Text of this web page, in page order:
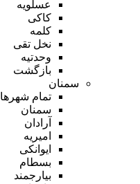
عسلویه
کاکی
کلمه
نخل تقی
وحدتیه
بازگشت
سمنان
تمام شهر‌ها
سمنان
آرادان
امیریه
ایوانکی
بسطام
بیارجمند